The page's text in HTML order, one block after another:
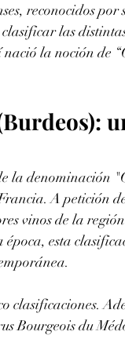
reconocidos
las
la noción de
la denominación
Francia. A
vinos de la
esta
clasificaciones.
Bourgeois du